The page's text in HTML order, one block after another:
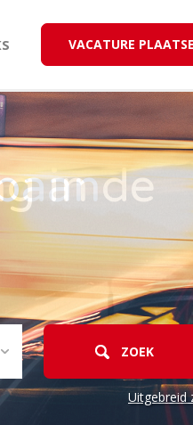
VACATURE
Uitgebreid